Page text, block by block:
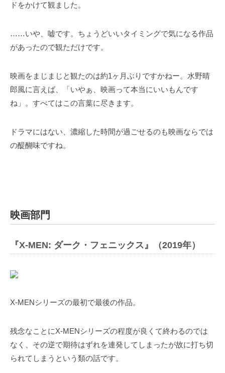
ドをかけて観ました。
……いや、嘘です。ちょうどいいタイミングで気になる作品
があったので観ただけです。
映画をまじまじと観たのは約1ヶ月ぶりですかねー。水野晴
郎風に言えば、「いやぁ、映画って本当にいいもんです
ね」。すべてはこの言葉に尽きます。
ドラマにはない、濃縮した時間が過ごせるのも映画ならでは
の醍醐味ですね。
映画部門
『X-MEN: ダーク・フェニックス』（2019年）
X-MENシリーズの最初で最後の作品。
残念なことにX-MENシリーズの程度が良くて終わるのでは
なく、その逆で期待はずれを連発してしまったが故に打ち切
られてしまうという類の話です。